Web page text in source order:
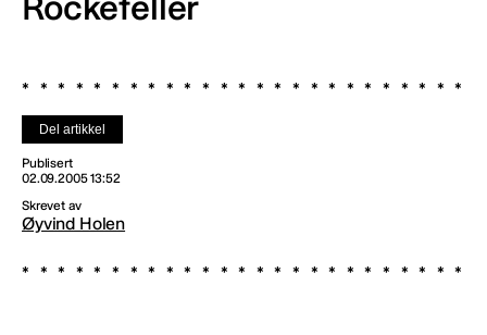
Del artikkel
Publisert
02.09.2005 13:52
Skrevet av
Øyvind Holen